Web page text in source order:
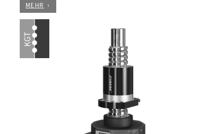
MEHR